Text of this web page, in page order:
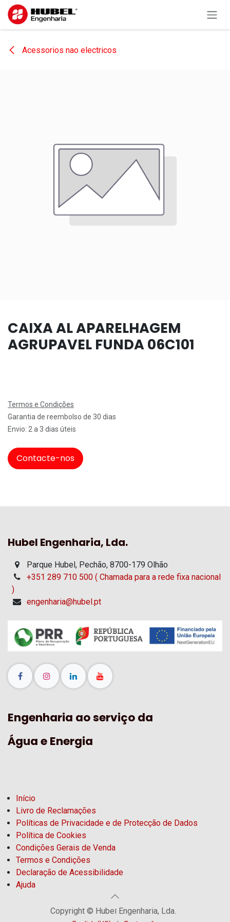
Pular para o conteúdo
Acessorios nao electricos
CAIXA AL APARELHAGEM
AGRUPAVEL FUNDA 06C101
Termos e Condições
Garantia de reembolso de 30 dias
Envio: 2 a 3 dias úteis
Contacte-nos
Hubel Engenharia, Lda.
Parque Hubel, Pechão, 8700-179 Olhão
+351 289 710 500 ( Chamada para a rede fixa nacional
)
engenharia@hubel.pt
Engenharia ao serviço da
Água e Energia
Início
Livro de Reclamações
Políticas de Privacidade e de Protecção de Dados
Política de Cookies
Condições Gerais de Venda
Termos e Condições
Declaração de Acessibilidade
Ajuda
Copyright © Hubel Engenharia, Lda.